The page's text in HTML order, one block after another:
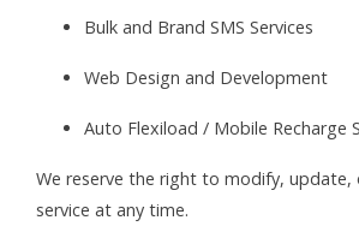
Bulk and Brand SMS Services
Web Design and Development
Auto Flexiload / Mobile Recharge
We reserve the right to modify, update,
service at any time.